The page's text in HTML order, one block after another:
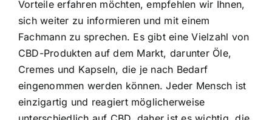
Vorteile erfahren möchten, empfehlen wir Ihnen,
sich weiter zu informieren und mit einem
Fachmann zu sprechen. Es gibt eine Vielzahl von
CBD-Produkten auf dem Markt, darunter Öle,
Cremes und Kapseln, die je nach Bedarf
eingenommen werden können. Jeder Mensch ist
einzigartig und reagiert möglicherweise